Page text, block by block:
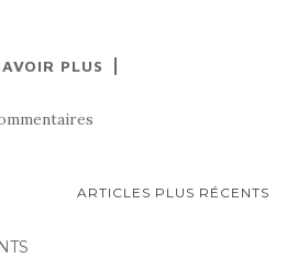
PLUS
ARTICLES PLUS RÉCENTS